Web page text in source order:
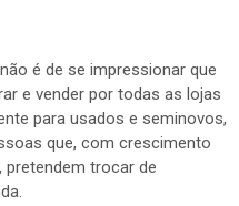
é de se impressionar que
e vender por todas as lojas
para usados e seminovos,
que, com crescimento
pretendem trocar de